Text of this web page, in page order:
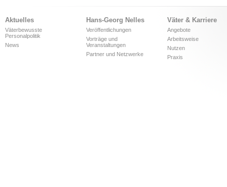
Aktuelles
Väterbewusste
Personalpolitik
News
Hans-Georg Nelles
Veröffentlichungen
Vorträge und
Veranstaltungen
Partner und Netzwerke
Väter & Karriere
Angebote
Arbeitsweise
Nutzen
Praxis